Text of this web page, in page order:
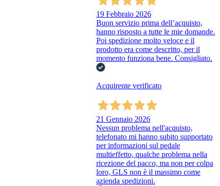
19 Febbraio 2026
Buon servizio prima dell’acquisto,
hanno risposto a tutte le mie domande.
Poi spedizione molto veloce e il
prodotto era come descritto, per il
momento funziona bene. Consigliato.
Acquirente verificato
21 Gennaio 2026
Nessun problema nell'acquisto,
telefonato mi hanno subito supportato
per informazioni sul pedale
multieffetto, qualche problema nella
ricezione del pacco, ma non per colpa
loro, GLS non è il massimo come
azienda spedizioni.